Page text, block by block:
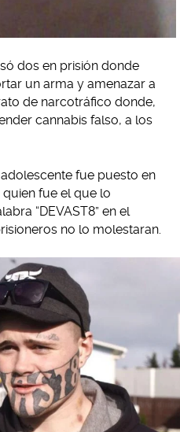
dos en prisión donde
un arma y amenazar a
de narcotráfico donde,
cannabis falso, a los
fue puesto en
fue el que lo
“DEVAST8” en el
no lo molestaran.